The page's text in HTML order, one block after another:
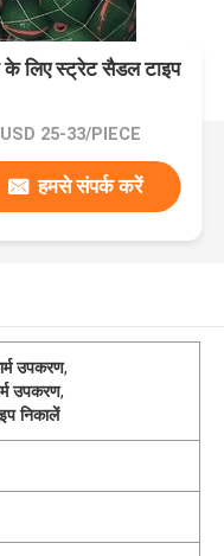
लिए स्ट्रेट सैडल टाइप
25-33/PIECE
हमसे संपर्क करें
उपकरण,
उपकरण,
निकालें